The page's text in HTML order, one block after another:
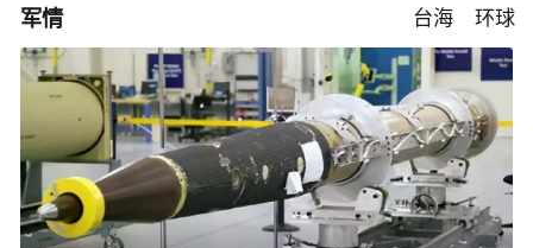
军情 台海 环球